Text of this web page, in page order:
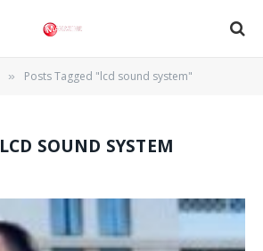
» Posts Tagged "lcd sound system"
LCD SOUND SYSTEM